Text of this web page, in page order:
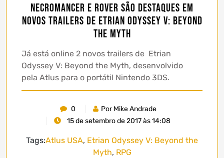
Necromancer e Rover são destaques em
novos trailers de Etrian Odyssey V: Beyond
the Myth
Já está online 2 novos trailers de Etrian
Odyssey V: Beyond the Myth, desenvolvido
pela Atlus para o portátil Nintendo 3DS.
0
Por Mike Andrade
15 de setembro de 2017 às 14:08
Tags:Atlus USA, Etrian Odyssey V: Beyond the
Myth, RPG